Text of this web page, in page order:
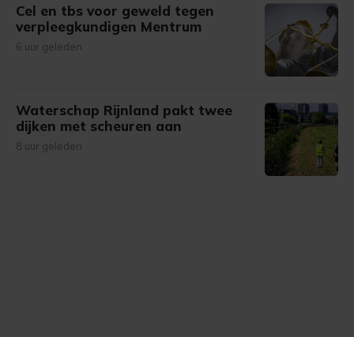
Cel en tbs voor geweld tegen
verpleegkundigen Mentrum
6 uur geleden
Waterschap Rijnland pakt twee
dijken met scheuren aan
8 uur geleden